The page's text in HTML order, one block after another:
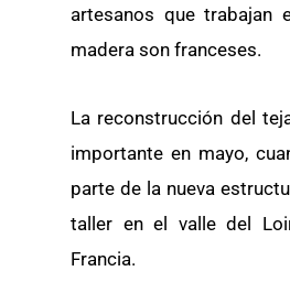
artesanos que trabajan
madera son franceses.
La reconstrucción del
importante en mayo,
parte de la nueva
taller en el valle del
Francia.